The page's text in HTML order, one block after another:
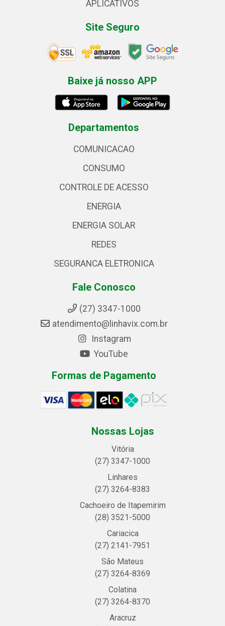
APLICATIVOS
Site Seguro
Baixe já nosso APP
Departamentos
COMUNICACAO
CONSUMO
CONTROLE DE ACESSO
ENERGIA
ENERGIA SOLAR
REDES
SEGURANCA ELETRONICA
Fale Conosco
(27) 3347-1000
atendimento@linhavix.com.br
Instagram
YouTube
Formas de Pagamento
Nossas Lojas
Vitória
(27) 3347-1000
Linhares
(27) 3264-8383
Cachoeiro de Itapemirim
(28) 3521-5000
Cariacica
(27) 2141-7951
São Mateus
(27) 3264-8369
Colatina
(27) 3264-8370
Aracruz